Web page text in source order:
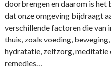
doorbrengen en daarom is
dat onze omgeving bijdraagt
verschillende factoren die van
thuis, zoals voeding,
hydratatie, zelfzorg, meditatie
remedies…